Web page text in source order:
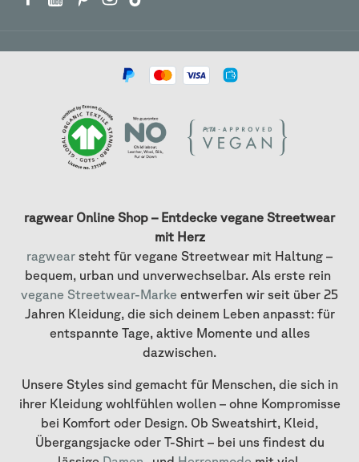
ragwear Online Shop – Entdecke vegane Streetwear
mit Herz
ragwear steht für vegane Streetwear mit Haltung –
bequem, urban und unverwechselbar. Als erste rein
vegane Streetwear-Marke entwerfen wir seit über 25
Jahren Kleidung, die sich deinem Leben anpasst: für
entspannte Tage, aktive Momente und alles
dazwischen.
Unsere Styles sind gemacht für Menschen, die sich in
ihrer Kleidung wohlfühlen wollen – ohne Kompromisse
bei Komfort oder Design. Ob Sweatshirt, Kleid,
Übergangsjacke oder T-Shirt – bei uns findest du